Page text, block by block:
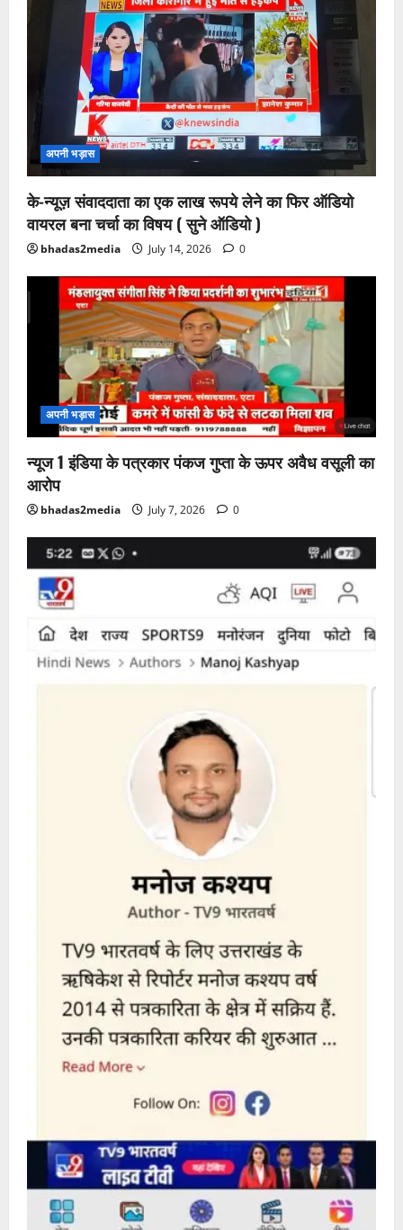
अपनी भड़ास
के-न्यूज़ संवाददाता का एक लाख रूपये लेने का फिर ऑडियो
वायरल बना चर्चा का विषय ( सुने ऑडियो )
bhadas2media July 14, 2026 0
अपनी भड़ास
न्यूज 1 इंडिया के पत्रकार पंकज गुप्ता के ऊपर अवैध वसूली का
आरोप
bhadas2media July 7, 2026 0